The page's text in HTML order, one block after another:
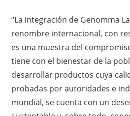
“La integración de Genomma
renombre internacional, con
es una muestra del
tiene con el bienestar de la
desarrollar productos cuya
probadas por autoridades e
mundial, se cuenta con un